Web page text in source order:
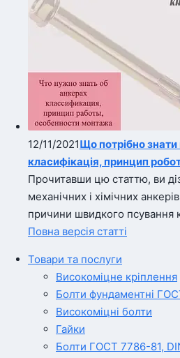
12/11/2021Що потрібно
класифікація, принцип
Прочитавши цю статтю, ви
механічних і хімічних
причини швидкого псування
Повна версія статті
Товари та послуги
Високоміцне кріплення
Болти фундаментні
Високоміцні болти
Гайки
Болти ГОСТ 7786-81,